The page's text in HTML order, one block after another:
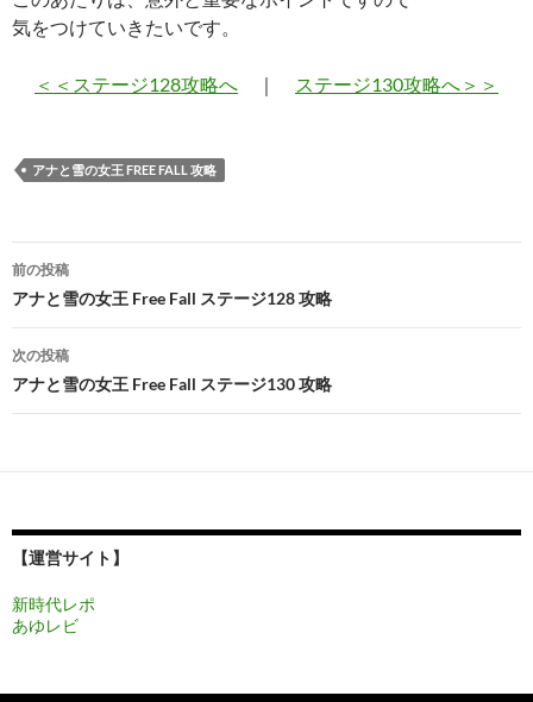
気をつけていきたいです。
＜＜ステージ128攻略へ ｜ ステージ130攻略へ＞＞
アナと雪の女王 FREE FALL 攻略
投
稿
ナ
ビ
ゲ
ー
ョ
ン
前の投稿
アナと雪の女王 Free Fall ステージ128 攻略
次の投稿
アナと雪の女王 Free Fall ステージ130 攻略
【運営サイト】
新時代レポ
あゆレビ